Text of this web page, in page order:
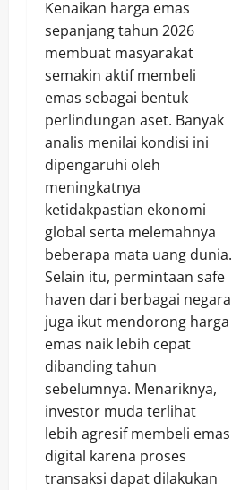
Kenaikan harga emas
sepanjang tahun 2026
membuat masyarakat
semakin aktif membeli
emas sebagai bentuk
perlindungan aset. Banyak
analis menilai kondisi ini
dipengaruhi oleh
meningkatnya
ketidakpastian ekonomi
global serta melemahnya
beberapa mata uang dunia.
Selain itu, permintaan safe
haven dari berbagai negara
juga ikut mendorong harga
emas naik lebih cepat
dibanding tahun
sebelumnya. Menariknya,
investor muda terlihat
lebih agresif membeli emas
digital karena proses
transaksi dapat dilakukan